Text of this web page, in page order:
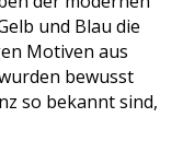
und Blau die
Motiven aus
bewusst
so bekannt sind,